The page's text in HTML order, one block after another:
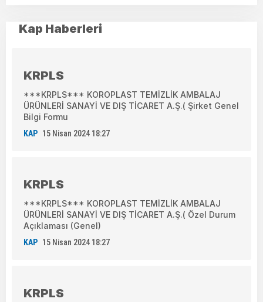
Kap Haberleri
KRPLS
***KRPLS*** KOROPLAST TEMİZLİK AMBALAJ
ÜRÜNLERİ SANAYİ VE DIŞ TİCARET A.Ş.( Şirket Genel
Bilgi Formu
KAP 15 Nisan 2024 18:27
KRPLS
***KRPLS*** KOROPLAST TEMİZLİK AMBALAJ
ÜRÜNLERİ SANAYİ VE DIŞ TİCARET A.Ş.( Özel Durum
Açıklaması (Genel)
KAP 15 Nisan 2024 18:27
KRPLS